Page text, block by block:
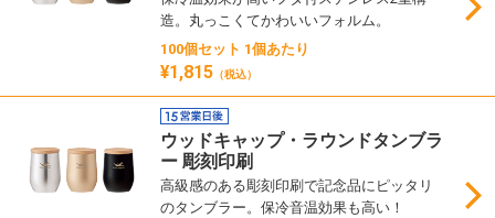
造。丸っこくてかわいいフォルム。
100個セット 1個あたり
¥1,815 （税込）
ウッドキャップ・ラウンドタンブラ
ー 彫刻印刷
高級感のある彫刻印刷で記念品にピッタリ
のタンブラー。保冷音温効果も高い！